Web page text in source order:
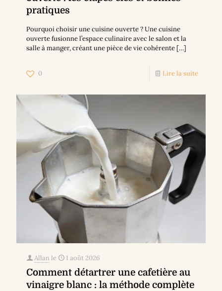
pratiques
Pourquoi choisir une cuisine ouverte ? Une cuisine
ouverte fusionne l’espace culinaire avec le salon et la
salle à manger, créant une pièce de vie cohérente […]
0 Lire la suite
Allan le 1 août 2026
Comment détartrer une cafetière au
vinaigre blanc : la méthode complète